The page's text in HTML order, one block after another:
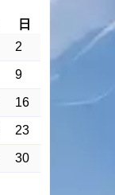
日
2
9
16
23
30